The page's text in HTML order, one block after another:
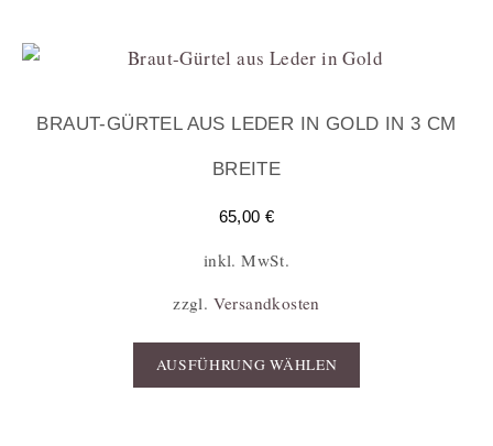
BRAUT-GÜRTEL AUS LEDER IN GOLD IN 3 CM
BREITE
65,00 €
inkl. MwSt.
zzgl. Versandkosten
AUSFÜHRUNG WÄHLEN